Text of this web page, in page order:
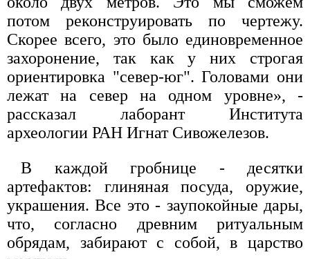
потом реконструировать по чертежу.
Скорее всего, это было единовременное
захоронение, так как у них строгая
ориентировка "север-юг". Головами они
лежат на север на одном уровне», -
рассказал лаборант Института
археологии РАН Игнат Сивожелезов.
В каждой гробнице - десятки
артефактов: глиняная посуда, оружие,
украшения. Все это - заупокойные дары,
что, согласно древним ритуальным
обрядам, забирают с собой, в царство